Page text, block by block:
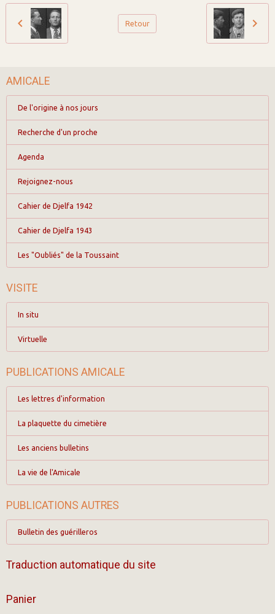
Retour
AMICALE
De l'origine à nos jours
Recherche d'un proche
Agenda
Rejoignez-nous
Cahier de Djelfa 1942
Cahier de Djelfa 1943
Les "Oubliés" de la Toussaint
VISITE
In situ
Virtuelle
PUBLICATIONS AMICALE
Les lettres d'information
La plaquette du cimetière
Les anciens bulletins
La vie de l'Amicale
PUBLICATIONS AUTRES
Bulletin des guérilleros
Traduction automatique du site
Panier